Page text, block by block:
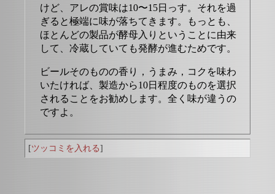
けど、アレの賞味は10〜15日っす。それを過
ぎると極端に味が落ちてきます。もっとも、
ほとんどの製品が酵母入りということに由来
して、冷蔵していても発酵が進むためです。
ビールそのものの香り，うまみ，コクを味わ
いたければ、製造から10日程度のものを選択
されることをお勧めします。全く味が違うの
ですよ。
[ツッコミを入れる]